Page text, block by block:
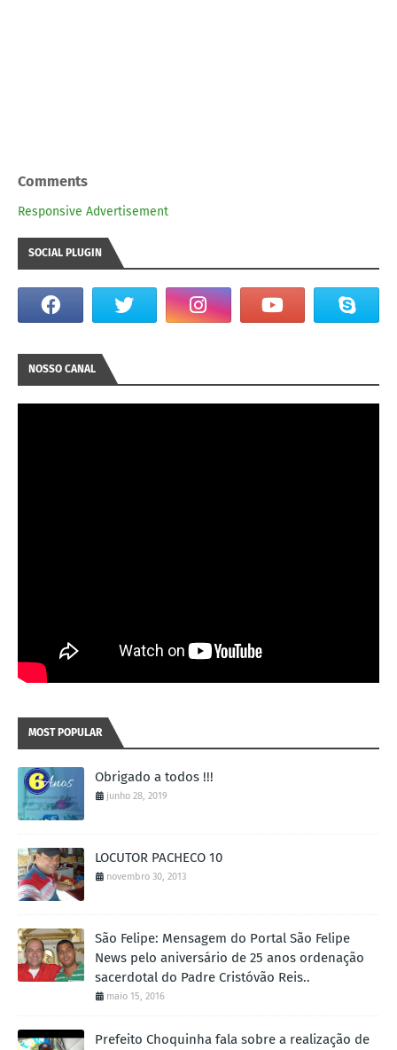
Comments
Responsive Advertisement
SOCIAL PLUGIN
NOSSO CANAL
MOST POPULAR
Obrigado a todos !!!
junho 28, 2019
LOCUTOR PACHECO 10
novembro 30, 2013
São Felipe: Mensagem do Portal São Felipe
News pelo aniversário de 25 anos ordenação
sacerdotal do Padre Cristóvão Reis..
maio 15, 2016
Prefeito Choquinha fala sobre a realização de